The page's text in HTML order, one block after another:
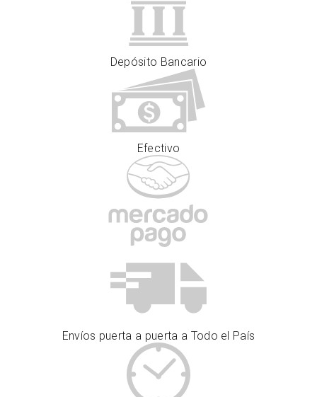
Depósito Bancario
Efectivo
Envíos puerta a puerta a Todo el País